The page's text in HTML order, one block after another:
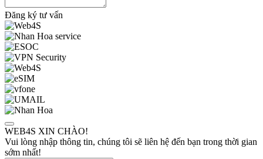
Đăng ký tư vấn
WEB4S XIN CHÀO!
Vui lòng nhập thông tin, chúng tôi sẽ liên hệ đến bạn trong thời gian
sớm nhất!